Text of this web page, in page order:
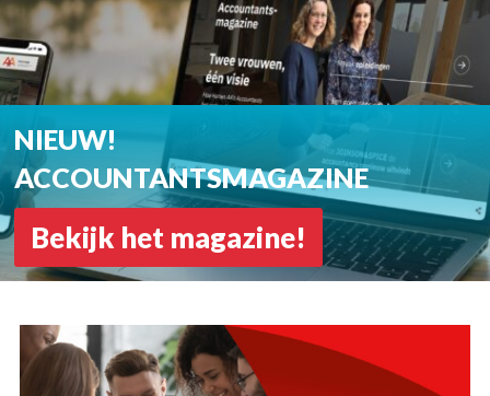
NIEUW!
ACCOUNTANTSMAGAZINE
Bekijk het magazine!